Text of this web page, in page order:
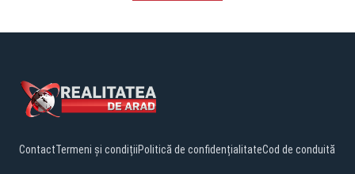
ContactTermeni și condițiiPolitică de confidențialitateCod de conduită